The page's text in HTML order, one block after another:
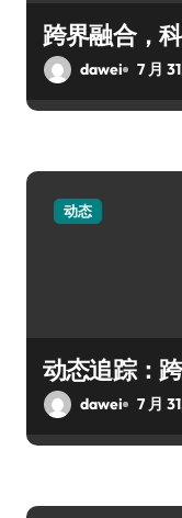
跨界融合，
dawei 7 月
动态
动态追踪：
dawei 7 月